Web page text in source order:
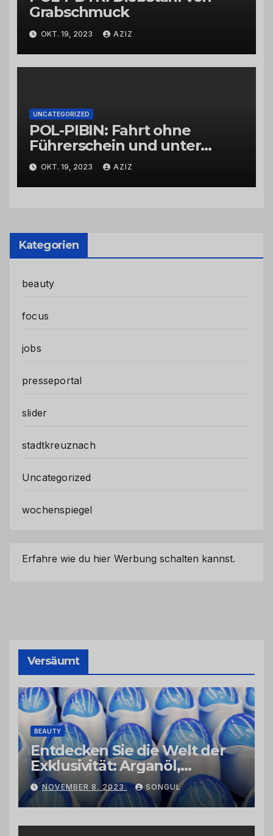
Grabschmuck
OKT. 19, 2023 AZIZ
UNCATEGORIZED
POL-PIBIN: Fahrt ohne
Führerschein und unter
Einfluss von Drogen
OKT. 19, 2023 AZIZ
Kategorien
beauty
focus
jobs
presseportal
slider
stadtkreuznach
Uncategorized
wochenspiegel
Erfahre wie du hier Werbung schalten kannst.
Versäumt
BEAUTY
Entdecken Sie die Welt der
Exklusivität: Arganöl,
Kaktusfeigenkernöl und
Schwarzkümmelöl von
vertrauenswürdigen
Großhändlern und Anbietern
NOVEMBER 8, 2023 SONGUL